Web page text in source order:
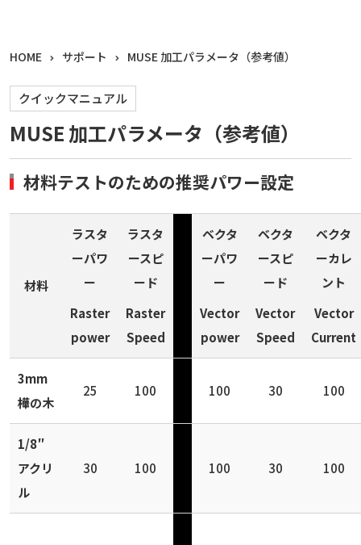
HOME サポート MUSE 加工パラメータ（参考値）
クイックマニュアル
MUSE 加工パラメータ（参考値）
材料テストのための推奨パワー設定
材料
ラスタ
ーパワ
ー
Raster
power
ラスタ
ースピ
ード
Raster
Speed
ベクタ
ーパワ
ー
Vector
power
ベクタ
ースピ
ード
Vector
Speed
ベクタ
ーカレ
ント
Vector
Current
3mm
樺の木
25 100 100 30 100
1/8″
アクリ
ル
30 100 100 30 100